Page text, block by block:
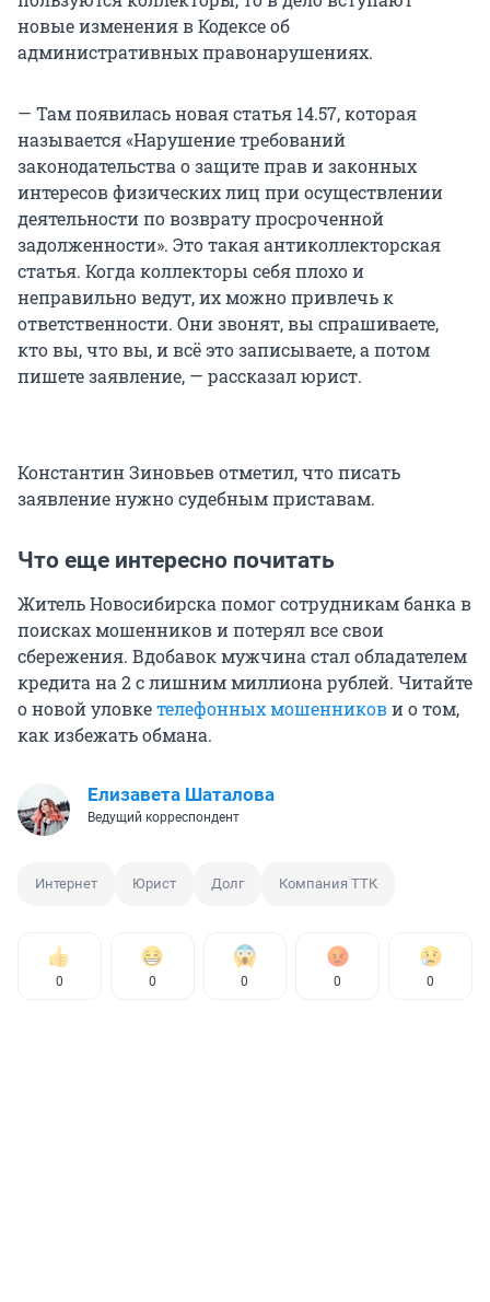
новые изменения в Кодексе об
административных правонарушениях.
— Там появилась новая статья 14.57, которая
называется «Нарушение требований
законодательства о защите прав и законных
интересов физических лиц при осуществлении
деятельности по возврату просроченной
задолженности». Это такая антиколлекторская
статья. Когда коллекторы себя плохо и
неправильно ведут, их можно привлечь к
ответственности. Они звонят, вы спрашиваете,
кто вы, что вы, и всё это записываете, а потом
пишете заявление, — рассказал юрист.
Константин Зиновьев отметил, что писать
заявление нужно судебным приставам.
Что еще интересно почитать
Житель Новосибирска помог сотрудникам банка в
поисках мошенников и потерял все свои
сбережения. Вдобавок мужчина стал обладателем
кредита на 2 с лишним миллиона рублей. Читайте
о новой уловкетелефонных мошенникови о том,
как избежать обмана.
Елизавета Шаталова
Ведущий корреспондент
Интернет Юрист Долг Компания ТТК
0 0 0 0 0